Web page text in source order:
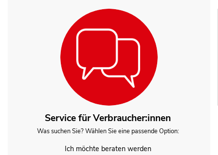
Service für Verbraucher:innen
Was suchen Sie? Wählen Sie eine passende Option:
Ich möchte beraten werden